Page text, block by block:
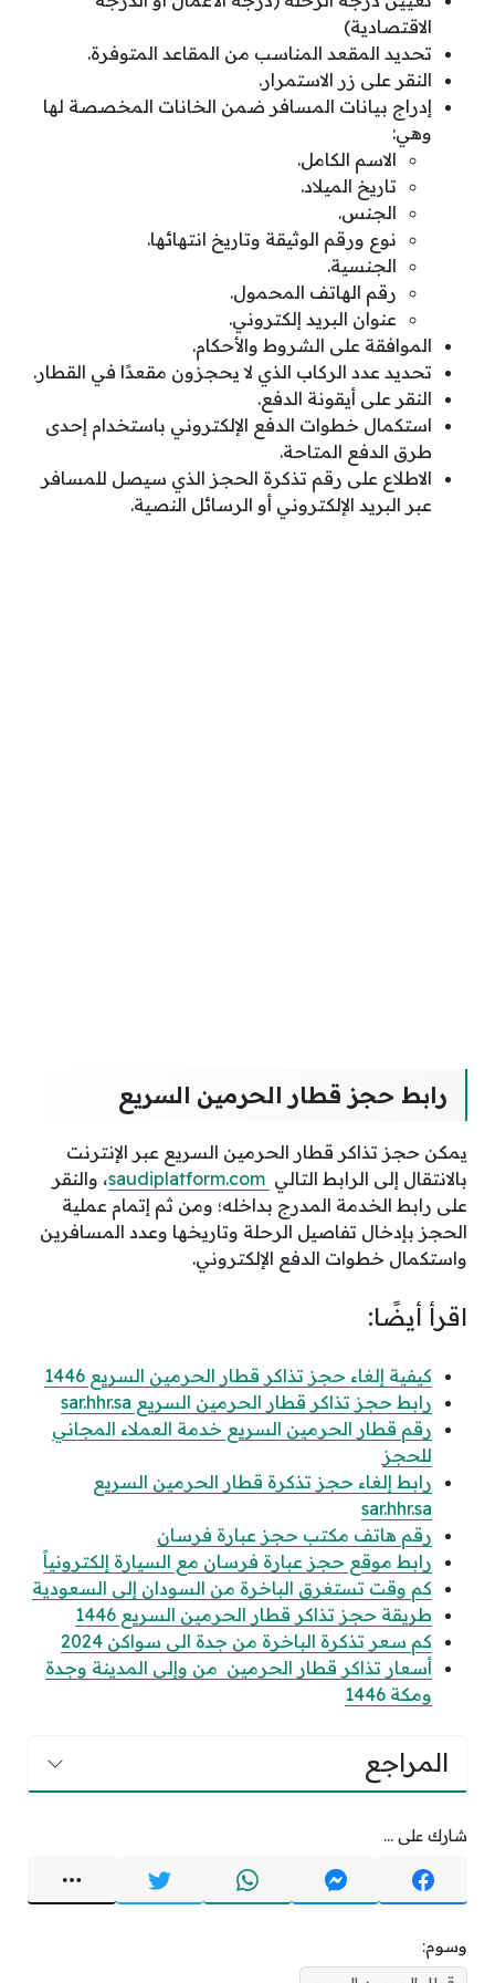
الاقتصادية)
تحديد المقعد المناسب من المقاعد المتوفرة.
النقر على زر الاستمرار.
إدراج بيانات المسافر ضمن الخانات المخصصة لها
وهي:
الاسم الكامل.
تاريخ الميلاد.
الجنس.
نوع ورقم الوثيقة وتاريخ انتهائها.
الجنسية.
رقم الهاتف المحمول.
عنوان البريد إلكتروني.
الموافقة على الشروط والأحكام.
تحديد عدد الركاب الذي لا يحجزون مقعدًا في القطار.
النقر على أيقونة الدفع.
استكمال خطوات الدفع الإلكتروني باستخدام إحدى
طرق الدفع المتاحة.
الاطلاع على رقم تذكرة الحجز الذي سيصل للمسافر
عبر البريد الإلكتروني أو الرسائل النصية.
رابط حجز قطار الحرمين السريع
يمكن حجز تذاكر قطار الحرمين السريع عبر الإنترنت
بالانتقال إلى الرابط التالي
، والنقر
على رابط الخدمة المدرج بداخله؛ ومن ثم إتمام عملية
الحجز بإدخال تفاصيل الرحلة وتاريخها وعدد المسافرين
واستكمال خطوات الدفع الإلكتروني.
اقرأ أيضًا:
كيفية إلغاء حجز تذاكر قطار الحرمين السريع 1446
رابط حجز تذاكر قطار الحرمين السريع sar.hhr.sa
رقم قطار الحرمين السريع خدمة العملاء المجاني
للحجز
رابط إلغاء حجز تذكرة قطار الحرمين السريع
sar.hhr.sa
رقم هاتف مكتب حجز عبارة فرسان
رابط موقع حجز عبارة فرسان مع السيارة إلكترونياً
​​​​​​​كم وقت تستغرق الباخرة من السودان إلى السعودية
طريقة حجز تذاكر قطار الحرمين السريع 1446
كم سعر تذكرة الباخرة من جدة الى سواكن 2024
أسعار تذاكر قطار الحرمين من وإلى المدينة وجدة
ومكة 1446
المراجع
شارك على ...
وسوم: